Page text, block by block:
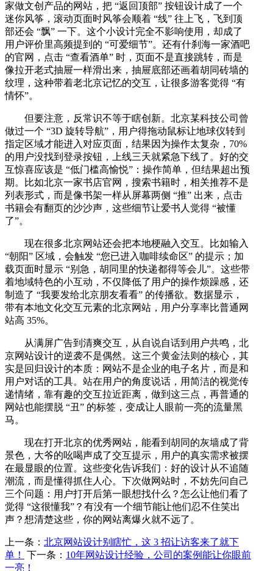
家做文创产品的网站，把 “返回顶部” 按钮设计成了一个
迷你风筝，滚动页面时风筝会顺着 “线” 往上飞，飞到顶
部还会 “飘” 一下。这个小设计完全不影响使用，却成了
用户评价里高频提到的 “可爱细节”。还有什刹海一家酒吧
的官网，点击 “查看酒单” 时，页面不是直接跳转，而是
像拉开老式抽屉一样滑出来，抽屉底部还画着胡同砖墙的
纹理，这种带着老北京记忆的交互，让很多游客觉得 “有
情怀”。
但要注意，反常识不等于瞎创新。北京某科技公司曾
做过一个 “3D 旋转导航”，用户得拖动鼠标让地球仪转到
指定区域才能进入对应页面，结果因为操作太复杂，70%
的用户没找到登录按钮，上线三天就紧急下线了。好的交
互惊喜应该是 “低门槛高愉悦”：操作简单，但结果超出预
期。比如北京一家书店官网，搜索书籍时，相关推荐不是
列表形式，而是像书架一样从屏幕两侧 “推” 出来，点击
书籍会有翻页的沙沙声，这些细节让爱书人觉得 “被懂
了”。
现在很多北京网站还会把本地梗融入交互。比如输入
“朝阳” 区域，会触发 “您已进入咖啡续命区” 的提示；加
载页面时显示 “别急，胡同里的快递都得等会儿”。这些带
着地域特色的小互动，不仅降低了用户的操作烦躁感，还
制造了 “我要发给北京朋友看看” 的传播欲。数据显示，
带有本地文化交互元素的北京网站，用户分享率比普通网
站高 35%。
从满屏广告到清爽交互，从自说自话到用户共鸣，北
京网站设计的逆袭不是偶然。这三个黄金法则的核心，其
实是回归设计的本质：网站不是企业的电子名片，而是和
用户对话的工具。站在用户的角度说话，用简洁的视觉传
递情绪，靠有趣的交互拉近距离，做到这三点，再普通的
网站也能摆脱 “丑” 的标签，变成让人眼前一亮的流量黑
马。
现在打开北京的优秀网站，能看到胡同的灰墙成了背
景色，大爷的吆喝声成了交互提示，用户的真实需求被摆
在最显眼的位置。这些变化告诉我们：好的设计从不追随
潮流，而是懂得抓住人心。下次做网站时，不妨先问自己
三个问题：用户打开后第一眼想找什么？怎么让他们看了
觉得 “这很懂我”？有没有一个细节能让他们忍不住笑出
声？想清楚这些，你的网站离爆火就不远了。
上一条： 北京网站设计别瞎忙，这 3 招让访客来了就下
单！
下一条： 10年网站设计经验，公司的案例能让你眼前
一亮！